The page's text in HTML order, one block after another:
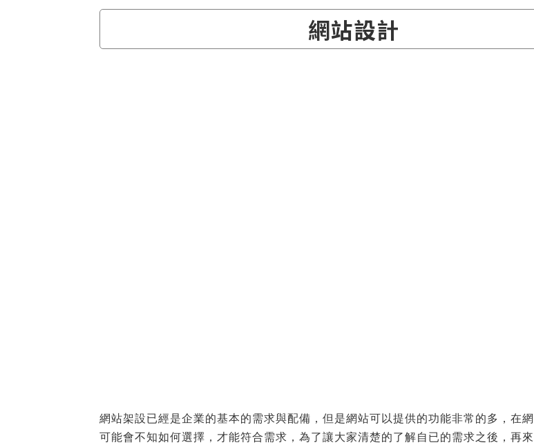
網站設計
網站架設已經是企業的基本的需求與配備，但是網站可以提供的功能非常的多，在
可能會不知如何選擇，才能符合需求，為了讓大家清楚的了解自已的需求之後，再